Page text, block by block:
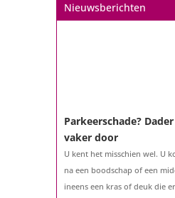
Nieuwsberichten
Parkeerschade?
vaker door
U kent het misschien wel. U
na een boodschap of een
ineens een kras of deuk die